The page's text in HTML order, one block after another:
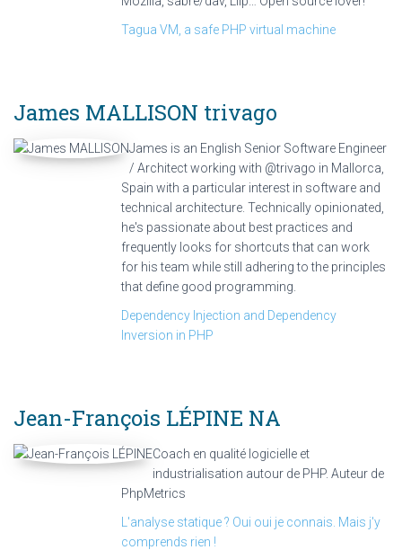
Tagua VM, a safe PHP virtual machine
James MALLISON trivago
James is an English Senior Software Engineer
/ Architect working with @trivago in Mallorca,
Spain with a particular interest in software and
technical architecture. Technically opinionated,
he's passionate about best practices and
frequently looks for shortcuts that can work
for his team while still adhering to the principles
that define good programming.
Dependency Injection and Dependency
Inversion in PHP
Jean-François LÉPINE NA
Coach en qualité logicielle et
industrialisation autour de PHP. Auteur de
PhpMetrics
L'analyse statique ? Oui oui je connais. Mais j'y
comprends rien !